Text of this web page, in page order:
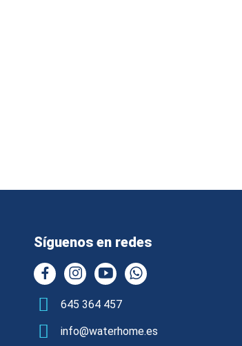
Síguenos en redes
645 364 457
info@waterhome.es